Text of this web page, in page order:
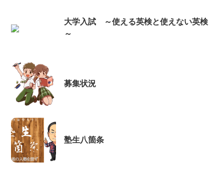
大学入試 ～使える英検と使えない英検
～
募集状況
塾生八箇条